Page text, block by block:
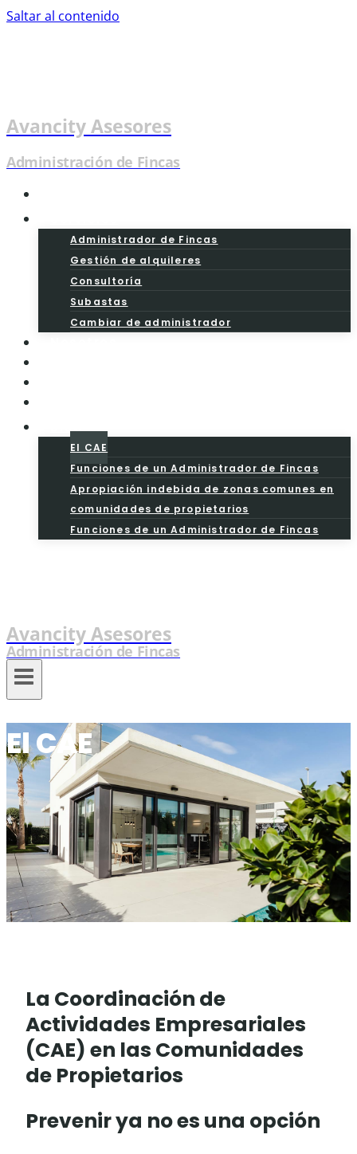
Saltar al contenido
Avancity Asesores
Administración de Fincas
Administrador de Fincas
Gestión de alquileres
Consultoría
Subastas
Cambiar de administrador
El CAE
Funciones de un Administrador de Fincas
Apropiación indebida de zonas comunes en
comunidades de propietarios
Funciones de un Administrador de Fincas
Avancity Asesores
Administración de Fincas
El CAE
La Coordinación de
Actividades Empresariales
(CAE) en las Comunidades
de Propietarios
Prevenir ya no es una opción